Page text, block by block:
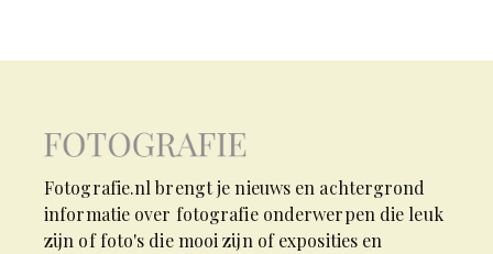
Fotografie.nl brengt je nieuws en achtergrond
informatie over fotografie onderwerpen die leuk
zijn of foto's die mooi zijn of exposities en